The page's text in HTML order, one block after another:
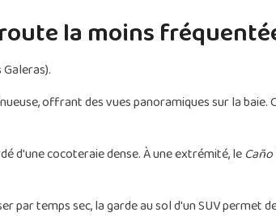
la moins
offrant des vues panoramiques sur la
d'une cocoteraie dense. À une extrémité, le
par temps sec, la garde au sol d'un SUV